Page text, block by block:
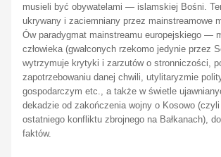
musieli być obywatelami — islamskiej Bośni.
ukrywany i zaciemniany przez mainstreamowe
Ów paradygmat mainstreamu europejskiego —
człowieka (gwałconych rzekomo jedynie przez
wytrzymuje krytyki i zarzutów o stronniczości,
zapotrzebowaniu danej chwili, utylitaryzmie
gospodarczym etc., a także w świetle
dekadzie od zakończenia wojny o Kosowo
ostatniego konfliktu zbrojnego na Bałkanach),
faktów.